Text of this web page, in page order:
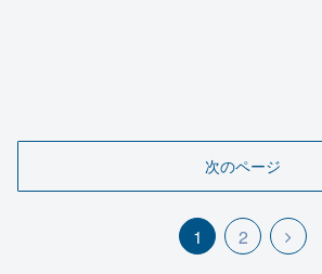
次のページ
1 2